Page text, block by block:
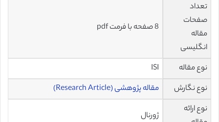
تعداد
صفحات
مقاله
انگلیسی
8 صفحه با فرمت pdf
نوع مقاله
ISI
نوع نگارش
مقاله پژوهشی (Research Article)
نوع ارائه
ژورنال